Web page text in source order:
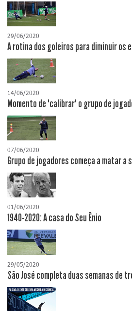
29/06/2020
A rotina dos goleiros para diminuir os
14/06/2020
Momento de "calibrar" o grupo de
07/06/2020
Grupo de jogadores começa a matar a
01/06/2020
1940-2020: A casa do Seu Ênio
29/05/2020
São José completa duas semanas de